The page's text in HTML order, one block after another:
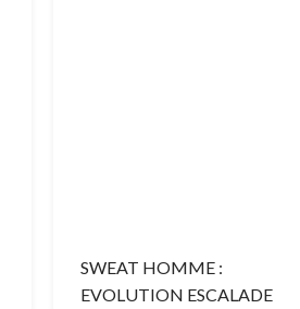
SWEAT HOMME :
EVOLUTION ESCALADE